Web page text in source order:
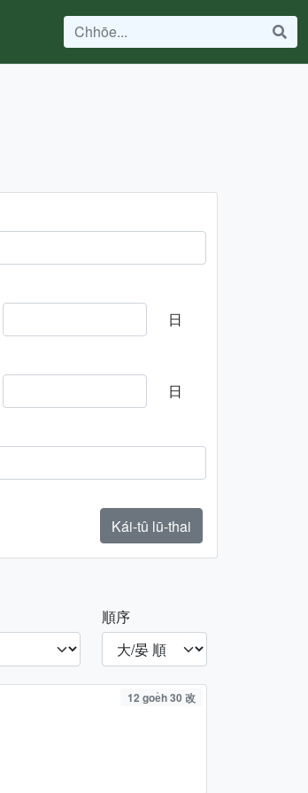
日
日
Kái-tû lū-thai
順序
12 goe̍h 30 改